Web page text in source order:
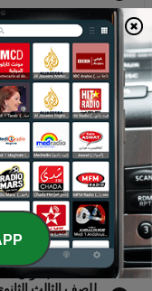
حلقة بعنوان:
حلقة بعنوان:
للصف الثالث